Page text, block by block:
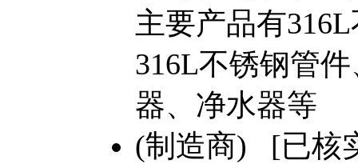
主要产品有
316L不锈钢管
器、净水器等
(制造商) [已核